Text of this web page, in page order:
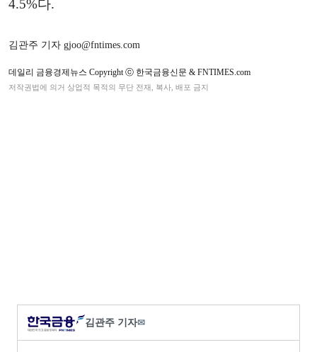
4.5%다.
김관주 기자 gjoo@fntimes.com
데일리 금융경제뉴스 Copyright ⓒ 한국금융신문 & FNTIMES.com
저작권법에 의거 상업적 목적의 무단 전재, 복사, 배포 금지
김관주 기자✉